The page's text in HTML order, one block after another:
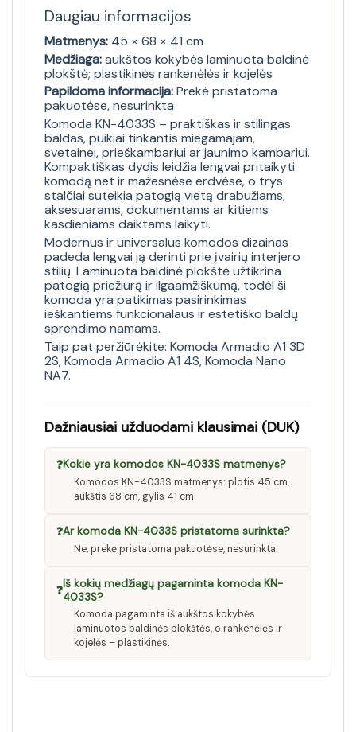
Daugiau informacijos
Matmenys: 45 × 68 × 41 cm
Medžiaga:aukštos kokybės laminuota baldinė
plokštė; plastikinės rankenėlės ir kojelės
Papildoma informacija:Prekė pristatoma
pakuotėse, nesurinkta
Komoda KN-4033S – praktiškas ir stilingas
baldas, puikiai tinkantis miegamajam,
svetainei, prieškambariui ar jaunimo kambariui.
Kompaktiškas dydis leidžia lengvai pritaikyti
komodą net ir mažesnėse erdvėse, o trys
stalčiai suteikia patogią vietą drabužiams,
aksesuarams, dokumentams ar kitiems
kasdieniams daiktams laikyti.
Modernus ir universalus komodos dizainas
padeda lengvai ją derinti prie įvairių interjero
stilių. Laminuota baldinė plokštė užtikrina
patogią priežiūrą ir ilgaamžiškumą, todėl ši
komoda yra patikimas pasirinkimas
ieškantiems funkcionalaus ir estetiško baldų
sprendimo namams.
Taip pat peržiūrėkite: Komoda Armadio A1 3D
2S,Komoda Armadio A1 4S,Komoda Nano
NA7.
Dažniausiai užduodami klausimai (DUK)
❓Kokie yra komodos KN-4033S matmenys?
Komodos KN-4033S matmenys: plotis 45 cm,
aukštis 68 cm, gylis 41 cm.
❓Ar komoda KN-4033S pristatoma surinkta?
Ne, prekė pristatoma pakuotėse, nesurinkta.
❓Iš kokių medžiagų pagaminta komoda KN-
4033S?
Komoda pagaminta iš aukštos kokybės
laminuotos baldinės plokštės, o rankenėlės ir
kojelės – plastikinės.